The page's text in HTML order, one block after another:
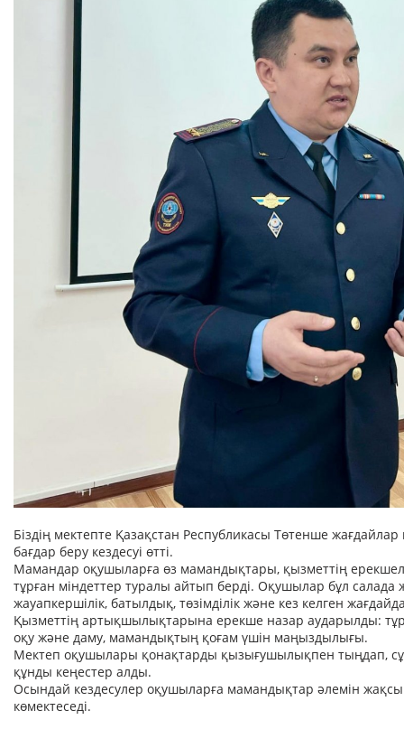
Біздің мектепте Қазақстан Республикасы Төтенше жағдайлар
бағдар беру кездесуі өтті.
Мамандар оқушыларға өз мамандықтары, қызметтің
тұрған міндеттер туралы айтып берді. Оқушылар бұл салада
жауапкершілік, батылдық, төзімділік және кез келген
Қызметтің артықшылықтарына ерекше назар аударылды:
оқу және даму, мамандықтың қоғам үшін маңыздылығы.
Мектеп оқушылары қонақтарды қызығушылықпен тыңдап,
құнды кеңестер алды.
Осындай кездесулер оқушыларға мамандықтар әлемін
көмектеседі.